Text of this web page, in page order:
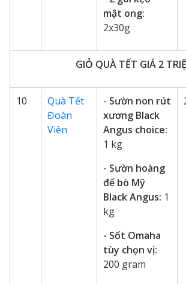
mật ong:
2x30g
GIỎ QUÀ TẾT GIÁ 2
10
Quà Tết
Đoàn
Viên
- Sườn non rút
xương Black
Angus choice:
1 kg
- Sườn hoàng
đế bò Mỹ
Black Angus: 1
kg
- Sốt Omaha
tùy chọn vị:
200 gram